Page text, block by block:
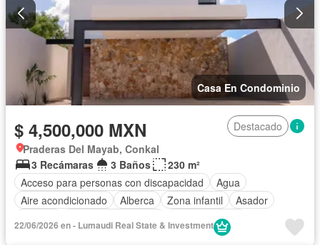
Casa En Condominio
$ 4,500,000 MXN
Destacado
Praderas Del Mayab, Conkal
3 Recámaras
3 Baños
230 m²
Acceso para personas con discapacidad
Agua
Aire acondicionado
Alberca Zona infantil
Asador
Cocina integral
Gimnasio Jardín
22/06/2026 en - Lumaudi Real State & Investment